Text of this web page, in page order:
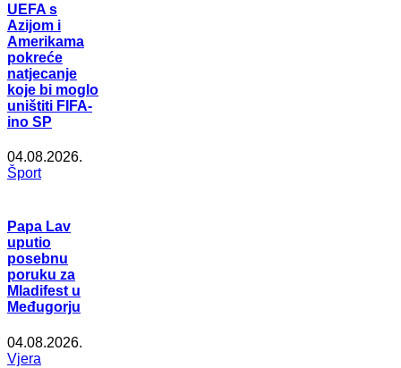
UEFA s
Azijom i
Amerikama
pokreće
natjecanje
koje bi moglo
uništiti FIFA-
ino SP
04.08.2026.
Šport
Papa Lav
uputio
posebnu
poruku za
Mladifest u
Međugorju
04.08.2026.
Vjera